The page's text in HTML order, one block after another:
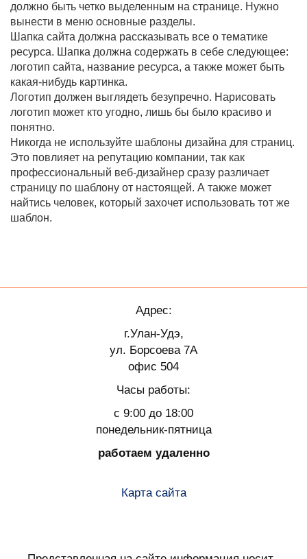
должно быть четко выделенным на странице. Нужно
вынести в меню основные разделы.
Шапка сайта должна рассказывать все о тематике
ресурса. Шапка должна содержать в себе следующее:
логотип сайта, название ресурса, а также может быть
какая-нибудь картинка.
Логотип должен выглядеть безупречно. Нарисовать
логотип может кто угодно, лишь бы было красиво и
понятно.
Никогда не используйте шаблоны дизайна для страниц.
Это повлияет на репутацию компании, так как
профессиональный веб-дизайнер сразу различает
страницу по шаблону от настоящей. А также может
найтись человек, который захочет использовать тот же
шаблон.
Адрес:
г.Улан-Удэ,
ул. Борсоева 7А
офис 504
Часы работы:
с 9:00 до 18:00
понедельник-пятница
работаем удаленно
Карта сайта